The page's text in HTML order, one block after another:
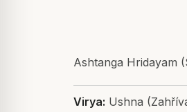
Ashtanga Hridayam
Virya: Ushna